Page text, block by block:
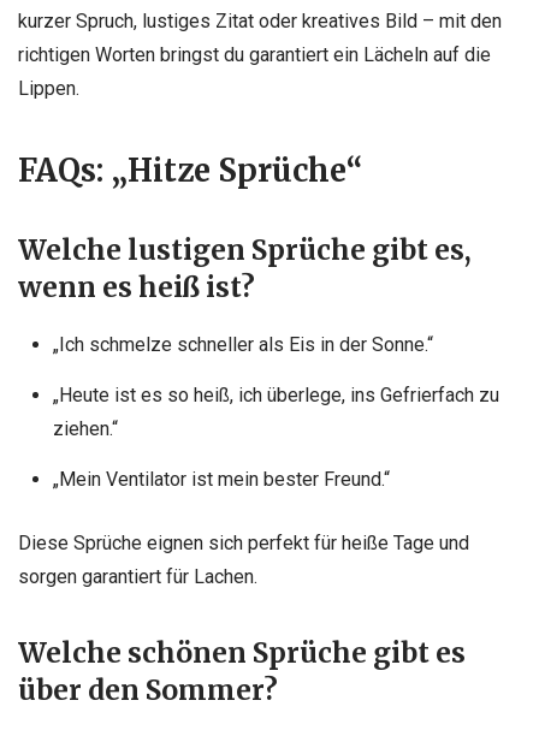
kurzer Spruch, lustiges Zitat oder kreatives Bild – mit den
richtigen Worten bringst du garantiert ein Lächeln auf die
Lippen.
FAQs: „Hitze Sprüche“
Welche lustigen Sprüche gibt es,
wenn es heiß ist?
„Ich schmelze schneller als Eis in der Sonne.“
„Heute ist es so heiß, ich überlege, ins Gefrierfach zu
ziehen.“
„Mein Ventilator ist mein bester Freund.“
Diese Sprüche eignen sich perfekt für heiße Tage und
sorgen garantiert für Lachen.
Welche schönen Sprüche gibt es
über den Sommer?